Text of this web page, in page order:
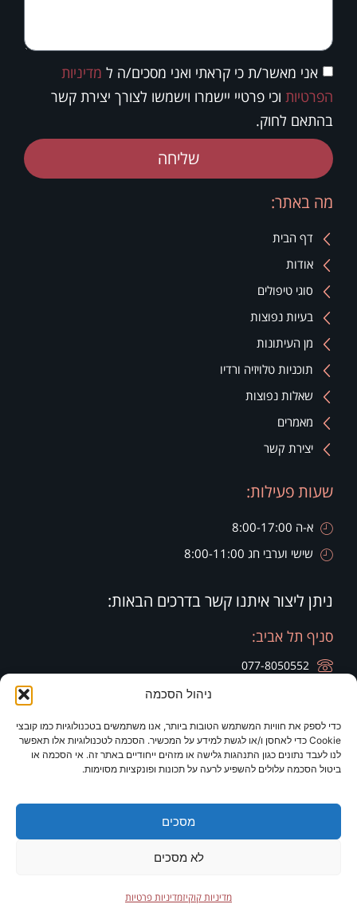
ניהול הסכמה
כדי לספק את חוויות המשתמש הטובות ביותר, אנו משתמשים בטכנולוגיות כמו קובצי
Cookie כדי לאחסן ו/או לגשת למידע על המכשיר. הסכמה לטכנולוגיות אלו תאפשר
לנו לעבד נתונים כגון התנהגות גלישה או מזהים ייחודיים באתר זה. אי הסכמה או
ביטול הסכמה עלולים להשפיע לרעה על תכונות ופונקציות מסוימות.
מסכים
לא מסכים
מדיניות קוקיזמדיניות פרטיות
ניתן ליצור איתנו קשר בדרכים הבאות:
סניף תל אביב:
077-8050552
סניף זיכרון יעקב:
077-8050420
סניף ירושלים:
077-8050420
מה באתר:
דף הבית
אודות
סוגי טיפולים
בעיות נפוצות
מן העיתונות
תוכניות טלויזיה ורדיו
שאלות נפוצות
מאמרים
יצירת קשר
שעות פעילות:
א-ה 8:00-17:00
שישי וערבי חג 8:00-11:00
אני מאשר/ת כי קראתי ואני מסכים/ה ל מדיניות
הפרטיות וכי פרטיי יישמרו וישמשו לצורך יצירת קשר
בהתאם לחוק.
שליחה
מדיניות פרטיותמדיניות קוקיז